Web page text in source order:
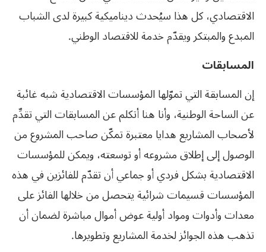
الاقتصادي، كل هذا سيُحدث ديناميكية كبيرة لدى الشباب
المبدع والمبتكر ويقدّم خدمة للاقتصاد الوطني.
المسابقات
إن المسابقة التي تموّلها المؤسسات الاقتصادية شبه غائبة
عن الساحة الوطنية، وأنا هنا أتكلم عن المسابقات التي تقدِّم
لأصحاب المشاريع هدايا معتبرة تمكّن صاحب المشروع من
الوصول إلى إطلاق مشروعه أو توسعته، ويمكن للمؤسسات
الاقتصادية بشكل فردي أو جماعي أن تقدّم للفائزين في هذه
المؤسسات قسيمات شرائية يتحصل من خلالها الفائز على
معدات وأدوات ومواد أولية عوض أموال مباشرة لضمان أن
تذهب هذه الجوائز لخدمة المشاريع وتطويرها.